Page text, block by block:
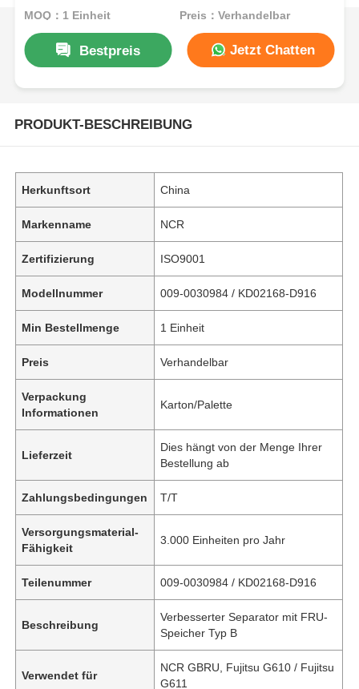
MOQ：1 Einheit Preis：Verhandelbar
Bestpreis Jetzt Chatten
PRODUKT-BESCHREIBUNG
Herkunftsort China
Markenname NCR
Zertifizierung ISO9001
Modellnummer 009-0030984 / KD02168-D916
Min Bestellmenge 1 Einheit
Preis Verhandelbar
Verpackung
Informationen
Karton/Palette
Lieferzeit
Dies hängt von der Menge Ihrer
Bestellung ab
Zahlungsbedingungen T/T
Versorgungsmaterial-
Fähigkeit
3.000 Einheiten pro Jahr
Teilenummer 009-0030984 / KD02168-D916
Beschreibung
Verbesserter Separator mit FRU-
Speicher Typ B
Verwendet für
NCR GBRU, Fujitsu G610 / Fujitsu
G611